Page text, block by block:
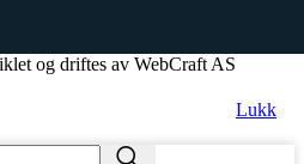
og driftes av WebCraft AS
Lukk